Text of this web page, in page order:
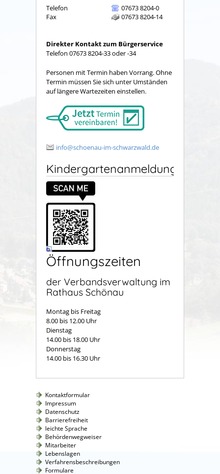
Telefon
07673 8204-0
Fax
07673 8204-14
Direkter Kontakt zum Bürgerservice
Telefon 07673 8204-33 oder -34
Personen mit Termin haben Vorrang. Ohne
Termin müssen Sie sich unter Umständen
auf längere Wartezeiten einstellen.
info@schoenau-im-schwarzwald.de
Kindergartenanmeldung
Öffnungszeiten
der Verbandsverwaltung im
Rathaus Schönau
Montag bis Freitag
8.00 bis 12.00 Uhr
Dienstag
14.00 bis 18.00 Uhr
Donnerstag
14.00 bis 16.30 Uhr
Kontaktformular
Impressum
Datenschutz
Barrierefreiheit
leichte Sprache
Behördenwegweiser
Mitarbeiter
Lebenslagen
Verfahrensbeschreibungen
Formulare